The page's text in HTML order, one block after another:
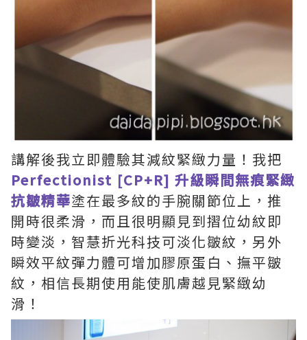
講解後我立即體驗其減紋緊緻力量！我把
Perfectionist [CP+R] 升級瞬間無痕緊緻
抗皺精華塗在最多紋的手腕關節位上，推
開時很柔滑，而且很明顯見到摺位幼紋即
時變淡，智慧折光科技可淡化皺紋，另外
瞬效平紋彈力體可增加膠原蛋白、撫平皺
紋，相信長期使用能使肌膚越見緊緻幼
滑！